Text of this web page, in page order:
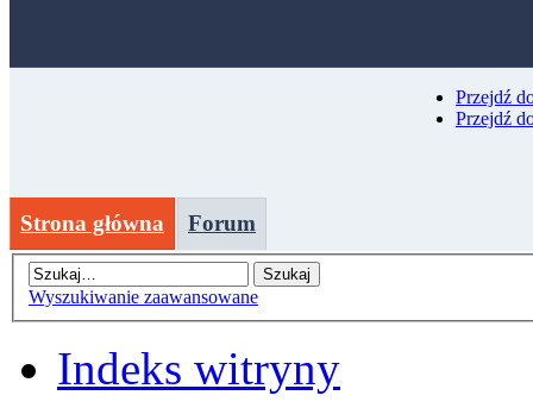
Przejdź
Przejdź
Strona główna Forum
Wyszukiwanie zaawansowane
Indeks witryny